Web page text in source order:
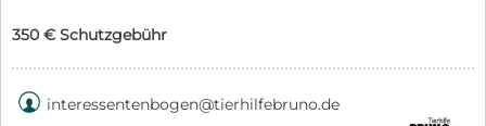
350 € Schutzgebühr
 interessentenbogen@tierhilfebruno.de